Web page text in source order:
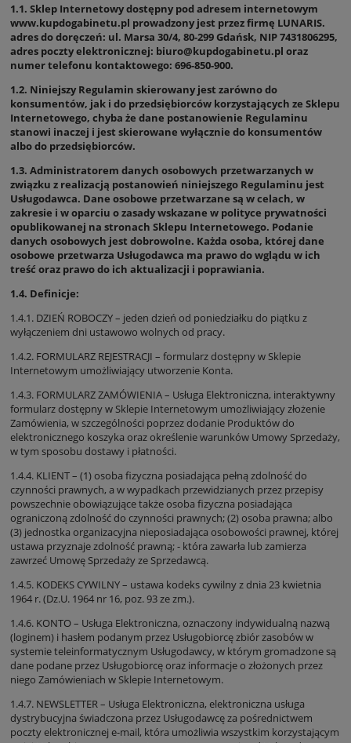
1.1. Sklep Internetowy dostępny pod adresem internetowym
www.kupdogabinetu.pl prowadzony jest przez firmę LUNARIS.
adres do doręczeń: ul. Marsa 30/4, 80-299 Gdańsk, NIP 7431806295,
adres poczty elektronicznej: biuro@kupdogabinetu.pl oraz
numer telefonu kontaktowego: 696-850-900.
1.2. Niniejszy Regulamin skierowany jest zarówno do
konsumentów, jak i do przedsiębiorców korzystających ze Sklepu
Internetowego, chyba że dane postanowienie Regulaminu
stanowi inaczej i jest skierowane wyłącznie do konsumentów
albo do przedsiębiorców.
1.3. Administratorem danych osobowych przetwarzanych w
związku z realizacją postanowień niniejszego Regulaminu jest
Usługodawca. Dane osobowe przetwarzane są w celach, w
zakresie i w oparciu o zasady wskazane w polityce prywatności
opublikowanej na stronach Sklepu Internetowego. Podanie
danych osobowych jest dobrowolne. Każda osoba, której dane
osobowe przetwarza Usługodawca ma prawo do wglądu w ich
treść oraz prawo do ich aktualizacji i poprawiania.
1.4. Definicje:
1.4.1. DZIEŃ ROBOCZY – jeden dzień od poniedziałku do piątku z
wyłączeniem dni ustawowo wolnych od pracy.
1.4.2. FORMULARZ REJESTRACJI – formularz dostępny w Sklepie
Internetowym umożliwiający utworzenie Konta.
1.4.3. FORMULARZ ZAMÓWIENIA – Usługa Elektroniczna, interaktywny
formularz dostępny w Sklepie Internetowym umożliwiający złożenie
Zamówienia, w szczególności poprzez dodanie Produktów do
elektronicznego koszyka oraz określenie warunków Umowy Sprzedaży,
w tym sposobu dostawy i płatności.
1.4.4. KLIENT – (1) osoba fizyczna posiadająca pełną zdolność do
czynności prawnych, a w wypadkach przewidzianych przez przepisy
powszechnie obowiązujące także osoba fizyczna posiadająca
ograniczoną zdolność do czynności prawnych; (2) osoba prawna; albo
(3) jednostka organizacyjna nieposiadająca osobowości prawnej, której
ustawa przyznaje zdolność prawną; - która zawarła lub zamierza
zawrzeć Umowę Sprzedaży ze Sprzedawcą.
1.4.5. KODEKS CYWILNY – ustawa kodeks cywilny z dnia 23 kwietnia
1964 r. (Dz.U. 1964 nr 16, poz. 93 ze zm.).
1.4.6. KONTO – Usługa Elektroniczna, oznaczony indywidualną nazwą
(loginem) i hasłem podanym przez Usługobiorcę zbiór zasobów w
systemie teleinformatycznym Usługodawcy, w którym gromadzone są
dane podane przez Usługobiorcę oraz informacje o złożonych przez
niego Zamówieniach w Sklepie Internetowym.
1.4.7. NEWSLETTER – Usługa Elektroniczna, elektroniczna usługa
dystrybucyjna świadczona przez Usługodawcę za pośrednictwem
poczty elektronicznej e-mail, która umożliwia wszystkim korzystającym